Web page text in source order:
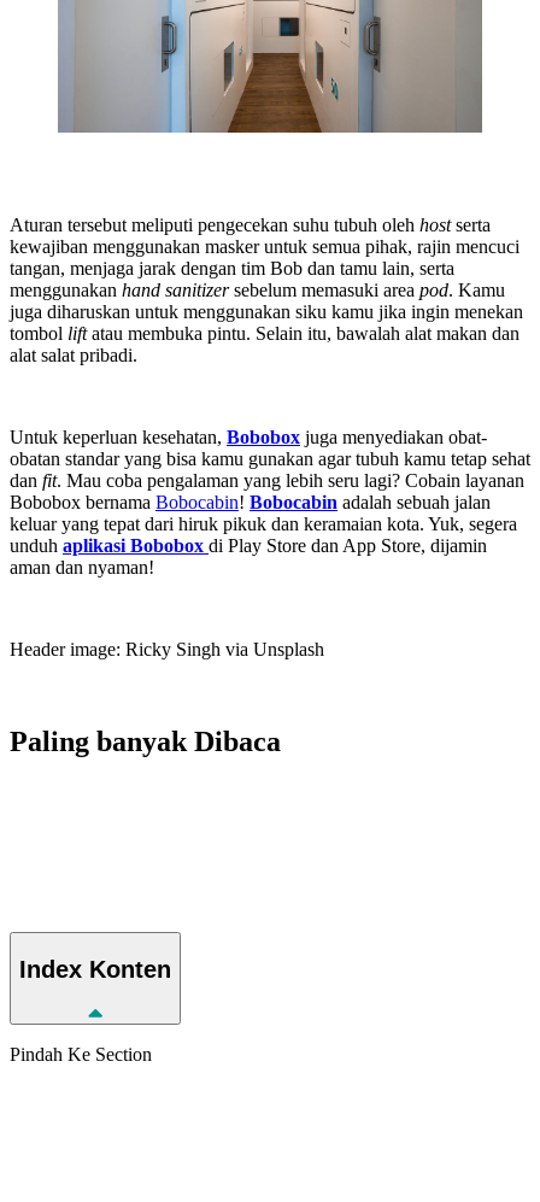
Aturan tersebut meliputi pengecekan suhu tubuh oleh hostserta
kewajiban menggunakan masker untuk semua pihak, rajin mencuci
tangan, menjaga jarak dengan tim Bob dan tamu lain, serta
menggunakan hand sanitizersebelum memasuki area pod. Kamu
juga diharuskan untuk menggunakan siku kamu jika ingin menekan
tombol liftatau membuka pintu. Selain itu, bawalah alat makan dan
alat salat pribadi.
Untuk keperluan kesehatan, Bobobox juga menyediakan obat-
obatan standar yang bisa kamu gunakan agar tubuh kamu tetap sehat
dan fit. Mau coba pengalaman yang lebih seru lagi? Cobain layanan
Bobobox bernama Bobocabin! Bobocabin adalah sebuah jalan
keluar yang tepat dari hiruk pikuk dan keramaian kota. Yuk, segera
unduh aplikasi Bobobox di Play Store dan App Store, dijamin
aman dan nyaman!
Header image: Ricky Singh via Unsplash
Paling banyak Dibaca
Index Konten
Pindah Ke Section